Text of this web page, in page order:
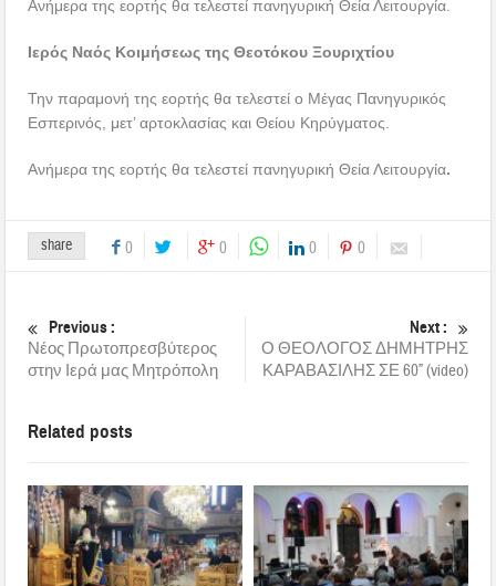
Ανήμερα της εορτής θα τελεστεί πανηγυρική Θεία Λειτουργία.
Ιερός Ναός Κοιμήσεως της Θεοτόκου Ξουριχτίου
Την παραμονή της εορτής θα τελεστεί ο Μέγας Πανηγυρικός
Εσπερινός, μετ’ αρτοκλασίας και Θείου Κηρύγματος.
Ανήμερα της εορτής θα τελεστεί πανηγυρική Θεία Λειτουργία.
share 0 0 0 0
Previous :
Νέος Πρωτοπρεσβύτερος
στην Ιερά μας Μητρόπολη
Next :
Ο ΘΕΟΛΟΓΟΣ ΔΗΜΗΤΡΗΣ
ΚΑΡΑΒΑΣΙΛΗΣ ΣΕ 60” (video)
Related posts